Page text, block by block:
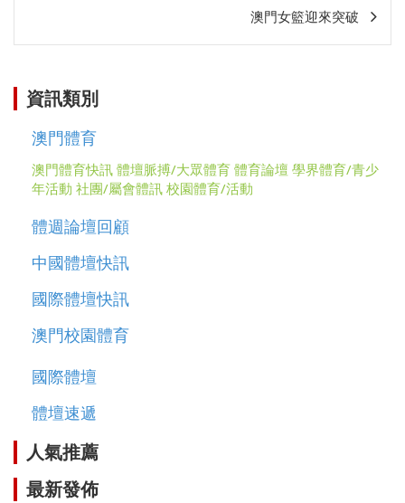
澳門女籃迎來突破
資訊類別
澳門體育
澳門體育快訊 體壇脈搏/大眾體育 體育論壇 學界體育/青少
年活動 社團/屬會體訊 校園體育/活動
體週論壇回顧
中國體壇快訊
國際體壇快訊
澳門校園體育
國際體壇
體壇速遞
人氣推薦
最新發佈